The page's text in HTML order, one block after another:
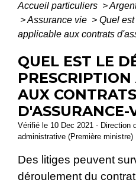
Accueil particuliers >
>Assurance vie > Quel
applicable aux contrats
QUEL EST LE
AUX CONTRATS
D'ASSURANCE-
Vérifié le 10 Dec 2021 - Direction
administrative (Première ministre)
Des litiges peuvent
déroulement du